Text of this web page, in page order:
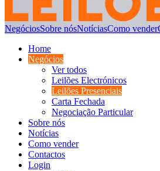
NegóciosSobre nósNotíciasComo vender
Home
Negócios
Ver todos
Leilões Electrónicos
Leilões Presenciais
Carta Fechada
Negociação Particular
Sobre nós
Notícias
Como vender
Contactos
Login